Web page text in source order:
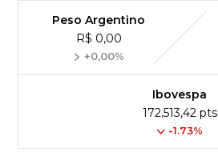
Peso Argentino
R$ 0,00
+0,00%
Ibovespa
172,513,42 pts
-1.73%